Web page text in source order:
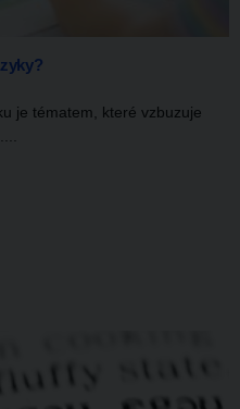
je tématem, které vzbuzuje